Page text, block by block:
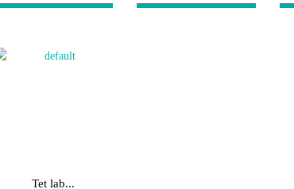
Tet lab...